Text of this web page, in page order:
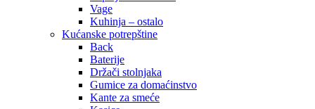
Vage
Kuhinja – ostalo
Kućanske potrepštine
Back
Baterije
Držači stolnjaka
Gumice za domaćinstvo
Kante za smeće